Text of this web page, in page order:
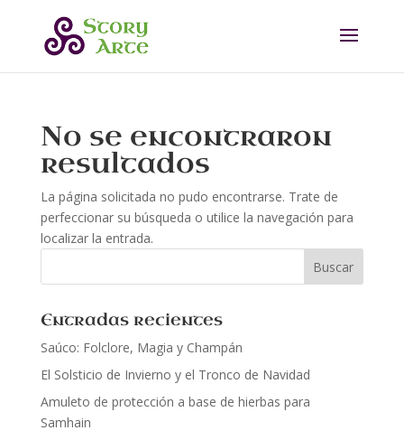
No se encontraron
resultados
La página solicitada no pudo encontrarse. Trate de
perfeccionar su búsqueda o utilice la navegación para
localizar la entrada.
Entradas recientes
Saúco: Folclore, Magia y Champán
El Solsticio de Invierno y el Tronco de Navidad
Amuleto de protección a base de hierbas para
Samhain